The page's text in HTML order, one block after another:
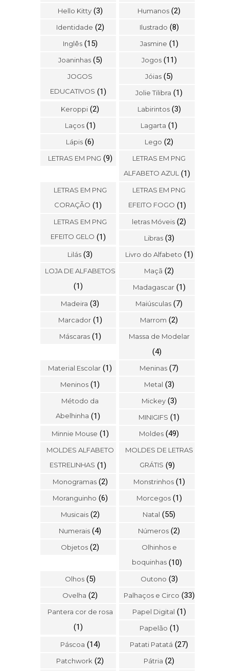
Hello Kitty (3) Humanos (2)
Identidade (2) Ilustrado (8)
Inglês (15) Jasmine (1)
Joaninhas (5) Jogos (11)
JOGOS
EDUCATIVOS (1)
Jóias (5)
Jolie Tilibra (1)
Keroppi (2) Labirintos (3)
Laços (1) Lagarta (1)
Lápis (6) Lego (2)
LETRAS EM PNG (9) LETRAS EM PNG
ALFABETO AZUL (1)
LETRAS EM PNG
CORAÇÃO (1)
LETRAS EM PNG
EFEITO FOGO (1)
LETRAS EM PNG
EFEITO GELO (1)
letras Móveis (2)
Libras (3)
Lilás (3) Livro do Alfabeto (1)
LOJA DE ALFABETOS
(1)
Maçã (2)
Madagascar (1)
Madeira (3) Maiúsculas (7)
Marcador (1) Marrom (2)
Máscaras (1) Massa de Modelar
(4)
Material Escolar (1) Meninas (7)
Meninos (1) Metal (3)
Método da
Abelhinha (1)
Mickey (3)
MINIGIFS (1)
Minnie Mouse (1) Moldes (49)
MOLDES ALFABETO
ESTRELINHAS (1)
MOLDES DE LETRAS
GRÁTIS (9)
Monogramas (2) Monstrinhos (1)
Moranguinho (6) Morcegos (1)
Musicais (2) Natal (55)
Numerais (4) Números (2)
Objetos (2) Olhinhos e
boquinhas (10)
Olhos (5) Outono (3)
Ovelha (2) Palhaços e Circo (33)
Pantera cor de rosa
(1)
Papel Digital (1)
Papelão (1)
Páscoa (14) Patati Patatá (27)
Patchwork (2) Pátria (2)